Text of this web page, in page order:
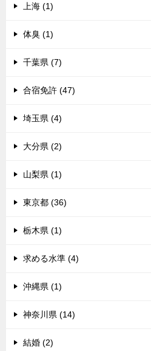
上海 (1)
体臭 (1)
千葉県 (7)
合宿免許 (47)
埼玉県 (4)
大分県 (2)
山梨県 (1)
東京都 (36)
栃木県 (1)
求める水準 (4)
沖縄県 (1)
神奈川県 (14)
結婚 (2)